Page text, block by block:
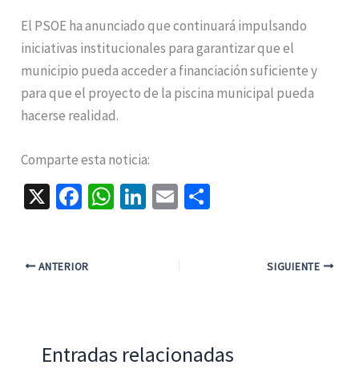
El PSOE ha anunciado que continuará impulsando
iniciativas institucionales para garantizar que el
municipio pueda acceder a financiación suficiente y
para que el proyecto de la piscina municipal pueda
hacerse realidad.
Comparte esta noticia:
X
Fa
o
W Li E
l
ANTERIOR SIGUIENTE
Entradas relacionadas